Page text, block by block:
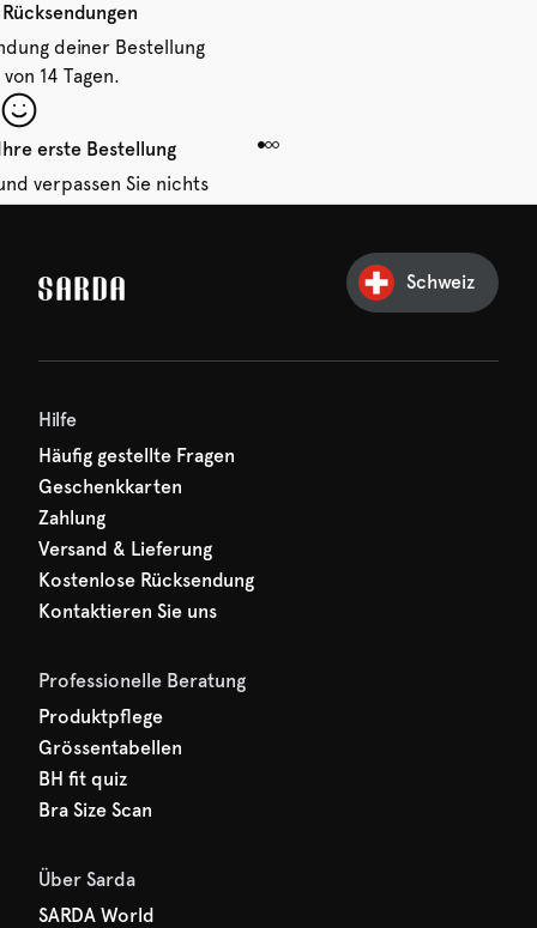
deiner Bestellung
14 Tagen.
erste Bestellung
verpassen Sie nichts
erster Rabatt wartet
Schweiz
Hilfe
Häufig gestellte Fragen
Geschenkkarten
Zahlung
Versand & Lieferung
Kostenlose Rücksendung
Kontaktieren Sie uns
Professionelle Beratung
Produktpflege
Grössentabellen
BH fit quiz
Bra Size Scan
Über Sarda
SARDA World